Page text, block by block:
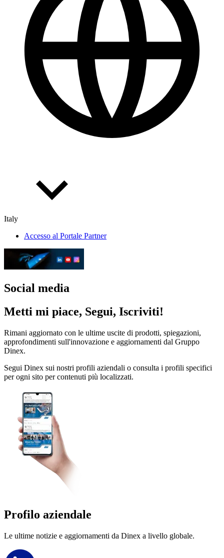
Italy
Accesso al Portale Partner
Social media
Metti mi piace, Segui, Iscriviti!
Rimani aggiornato con le ultime uscite di prodotti, spiegazioni,
approfondimenti sull'innovazione e aggiornamenti dal Gruppo
Dinex.
Segui Dinex sui nostri profili aziendali o consulta i profili specifici
per ogni sito per contenuti più localizzati.
Profilo aziendale
Le ultime notizie e aggiornamenti da Dinex a livello globale.